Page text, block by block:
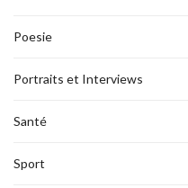
Poesie
Portraits et Interviews
Santé
Sport